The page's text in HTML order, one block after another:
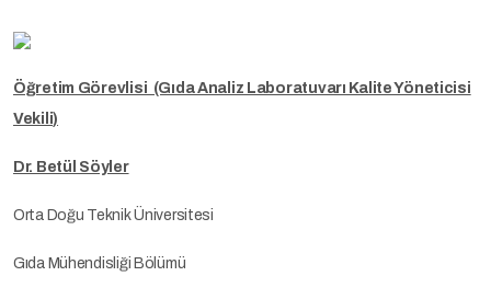
Öğretim Görevlisi (Gıda Analiz Laboratuvarı Kalite Yöneticisi
Vekili)
Dr. Betül Söyler
Orta Doğu Teknik Üniversitesi
Gıda Mühendisliği Bölümü